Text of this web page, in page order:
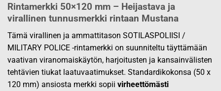
Rintamerkki 50×120 mm – Heijastava ja
virallinen tunnusmerkki rintaan Mustana
Tämä virallinen ja ammattitason SOTILASPOLIISI /
MILITARY POLICE -rintamerkki on suunniteltu täyttämään
vaativan viranomaiskäytön, harjoitusten ja kansainvälisten
tehtävien tiukat laatuvaatimukset. Standardikokonsa (50 x
120 mm) ansiosta merkki sopii virheettömästi